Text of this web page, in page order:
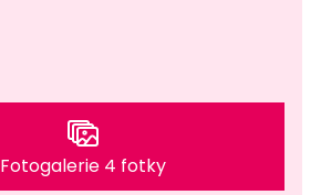
Fotogalerie 4 fotky